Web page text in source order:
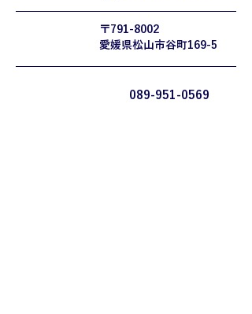
〒791-8002
​愛媛県松山市谷町169-5
089-951-0569